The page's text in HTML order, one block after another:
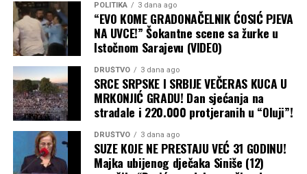
POLITIKA 3 dana ago
“EVO KOME GRADONAČELNIK ĆOSIĆ PJEVA
NA UVCE!” Šokantne scene sa žurke u
Istočnom Sarajevu (VIDEO)
DRUŠTVO 3 dana ago
SRCE SRPSKE I SRBIJE VEČERAS KUCA U
MRKONJIĆ GRADU! Dan sjećanja na
stradale i 220.000 protjeranih u “Oluji”!
DRUŠTVO 3 dana ago
SUZE KOJE NE PRESTAJU VEĆ 31 GODINU!
Majka ubijenog dječaka Siniše (12)